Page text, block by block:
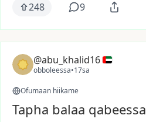
248 9
@abu_khalid16
obboleessa•17sa
Ofumaan hiikame
Tapha balaa qabeessa